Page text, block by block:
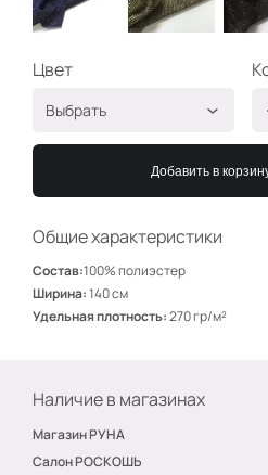
Общие характеристики
Состав:100% полиэстер
Ширина:140 см
Удельная плотность:270 гр/м²
Наличие в магазинах
Магазин РУНА
Салон РОСКОШЬ
Цвет
Выбрать
Син/Золото
Золото/ЧернДобавить в